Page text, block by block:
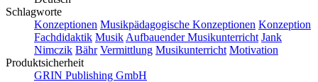
Schlagworte
Konzeptionen Musikpädagogische Konzeptionen Konzeption
Fachdidaktik Musik Aufbauender Musikunterricht Jank
Nimczik Bähr Vermittlung Musikunterricht Motivation
Produktsicherheit
GRIN Publishing GmbH